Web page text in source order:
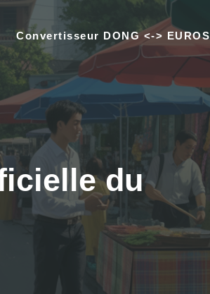
Convertisseur DONG <-> EUROS
du